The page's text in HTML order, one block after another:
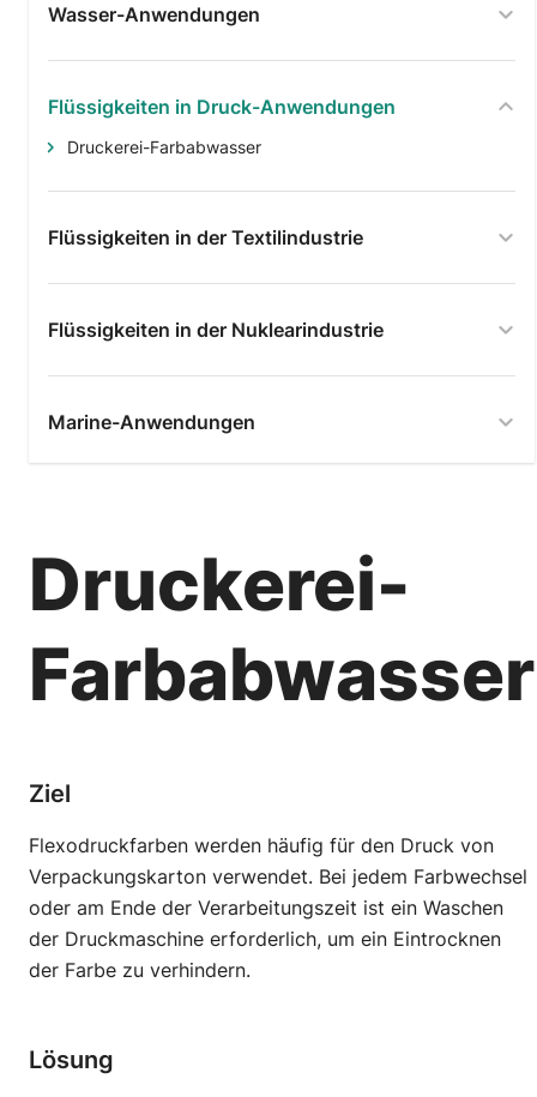
Wasser-Anwendungen
Flüssigkeiten in Druck-Anwendungen
Druckerei-Farbabwasser
Flüssigkeiten in der Textilindustrie
Flüssigkeiten in der Nuklearindustrie
Marine-Anwendungen
Druckerei-
Farbabwasser
Ziel
Flexodruckfarben werden häufig für den Druck von
Verpackungskarton verwendet. Bei jedem Farbwechsel
oder am Ende der Verarbeitungszeit ist ein Waschen
der Druckmaschine erforderlich, um ein Eintrocknen
der Farbe zu verhindern.
Lösung